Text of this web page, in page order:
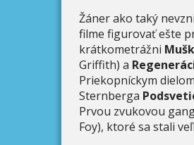
Žáner ako taký
filme figurovať ešte
krátkometrážni
Griffith) a
Priekopníckym
Sternberga
Prvou zvukovou
Foy), ktoré sa stali